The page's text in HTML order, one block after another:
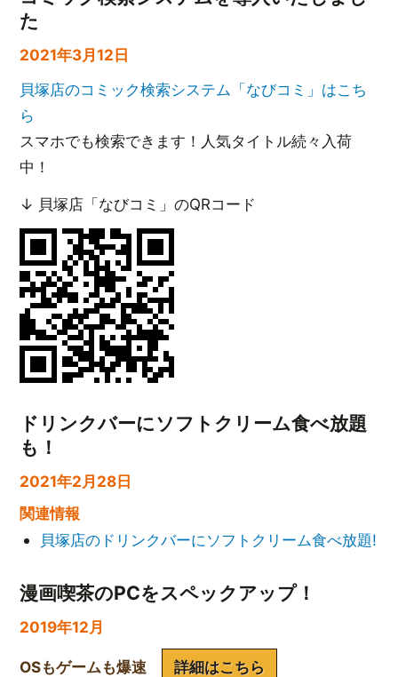
た
2021年3月12日
貝塚店のコミック検索システム「なびコミ」はこち
ら
スマホでも検索できます！人気タイトル続々入荷
中！
↓ 貝塚店「なびコミ」のQRコード
ドリンクバーにソフトクリーム食べ放題
も！
2021年2月28日
関連情報
貝塚店のドリンクバーにソフトクリーム食べ放題!
漫画喫茶のPCをスペックアップ！
2019年12月
OSもゲームも爆速
詳細はこちら